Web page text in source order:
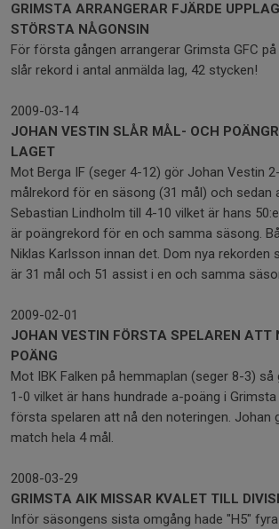
GRIMSTA ARRANGERAR FJÄRDE
STÖRSTA NÅGONSIN
För första gången arrangerar Grimsta GFC
slår rekord i antal anmälda lag, 42 stycken!
2009-03-14
JOHAN VESTIN SLÅR MÅL- OCH
LAGET
Mot Berga IF (seger 4-12) gör Johan Vestin
målrekord för en säsong (31 mål) och sedan
Sebastian Lindholm till 4-10 vilket är hans
är poängrekord för en och samma säsong.
Niklas Karlsson innan det. Dom nya rekorden
är 31 mål och 51 assist i en och samma
2009-02-01
JOHAN VESTIN FÖRSTA SPELAREN ATT
POÄNG
Mot IBK Falken på hemmaplan (seger 8-3)
1-0 vilket är hans hundrade a-poäng i
första spelaren att nå den noteringen. Johan
match hela 4 mål.
2008-03-29
GRIMSTA AIK MISSAR KVALET TILL
Inför säsongens sista omgång hade "H5"